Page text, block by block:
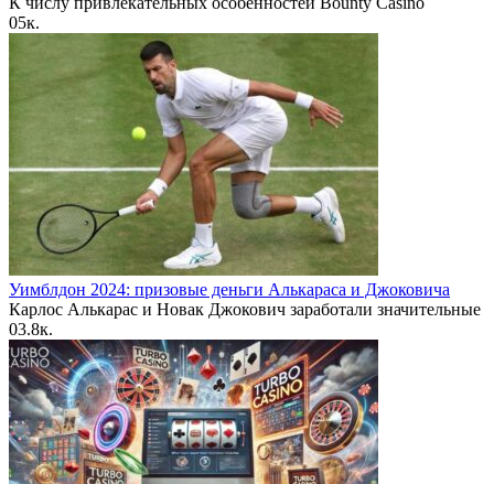
05к.
Уимблдон 2024: призовые деньги Алькараса и Джоковича
Карлос Алькарас и Новак Джокович заработали значительные
03.8к.